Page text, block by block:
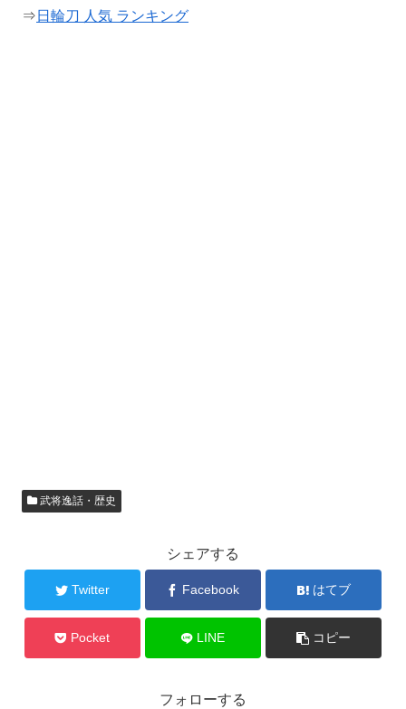
⇒ 日輪刀 人気 ランキング
武将逸話・歴史
シェアする
Twitter Facebook はてブ
Pocket LINE コピー
フォローする